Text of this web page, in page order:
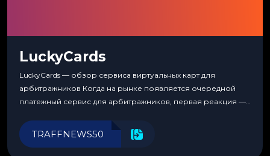
LuckyCards
LuckyCards — обзор сервиса виртуальных карт для
арбитражников Когда на рынке появляется очередной
платежный сервис для арбитражников, первая реакция —
перестаешь воспринимать всерьез любой новый продукт,
пока тот не докажет обратное делом. LuckyCards — история
TRAFFNEWS50